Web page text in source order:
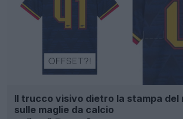
Il trucco visivo dietro la stampa del
sulle maglie da calcio